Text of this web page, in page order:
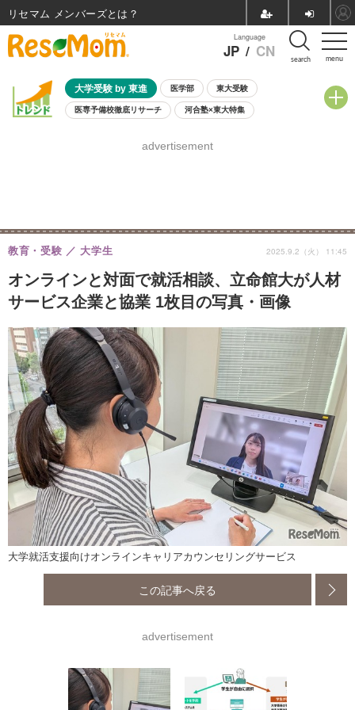
menu
Language
JP / CN search
大学受験 by 東進 医学部 東大受験
医専予備校徹底リサーチ 河合塾×東大特集
8月開催学校説明会・相談会
advertisement
オンラインと対面で就活相談、立命館大が人材
サービス企業と協業 1枚目の写真・画像
教育・受験 大学生 2025.9.2（火） 11:45
大学就活支援向けオンラインキャリアカウンセリングサービス
この記事へ戻る
advertisement
リセマム メンバーズ